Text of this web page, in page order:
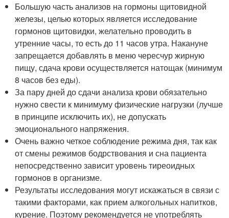
Большую часть анализов на гормоны щитовидной
железы, целью которых является исследование
гормонов щитовидки, желательно проводить в
утренние часы, то есть до 11 часов утра. Накануне
запрещается добавлять в меню чересчур жирную
пищу, сдача крови осуществляется натощак (минимум
8 часов без еды).
За пару дней до сдачи анализа крови обязательно
нужно свести к минимуму физические нагрузки (лучше
в принципе исключить их), не допускать
эмоционального напряжения.
Очень важно четкое соблюдение режима дня, так как
от смены режимов бодрствования и сна пациента
непосредственно зависит уровень тиреоидных
гормонов в организме.
Результаты исследования могут искажаться в связи с
такими факторами, как прием алкогольных напитков,
курение. Поэтому рекомендуется не употреблять